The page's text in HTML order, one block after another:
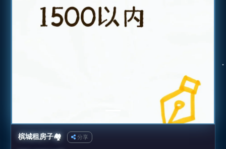
槟城租房子🏘️ 分享